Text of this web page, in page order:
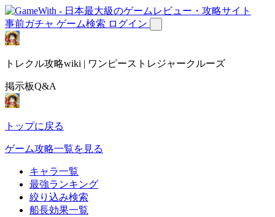
事前ガチャ ゲーム検索 ログイン
トレクル攻略wiki | ワンピーストレジャークルーズ
掲示板Q&A
トップに戻る
ゲーム攻略一覧を見る
キャラ一覧
最強ランキング
絞り込み検索
船長効果一覧